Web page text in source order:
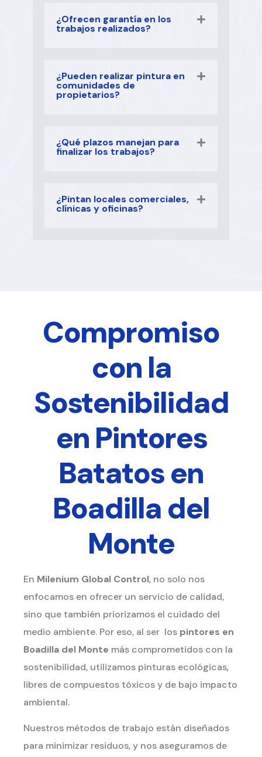
¿Ofrecen garantía en los
trabajos realizados?
¿Pueden realizar pintura en
comunidades de
propietarios?
¿Qué plazos manejan para
finalizar los trabajos?
¿Pintan locales comerciales,
clínicas y oficinas?
Compromiso
con la
Sostenibilidad
en Pintores
Batatos en
Boadilla del
Monte
En Milenium Global Control, no solo nos
enfocamos en ofrecer un servicio de calidad,
sino que también priorizamos el cuidado del
medio ambiente. Por eso, al ser los pintores en
Boadilla del Monte más comprometidos con la
sostenibilidad, utilizamos pinturas ecológicas,
libres de compuestos tóxicos y de bajo impacto
ambiental.
Nuestros métodos de trabajo están diseñados
para minimizar residuos, y nos aseguramos de